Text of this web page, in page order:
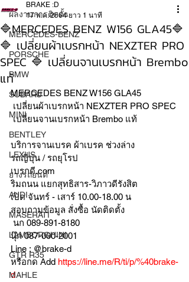
ผลงานการติดตั้ง
MERCEDES-BENZ
PORSCHE
BMW
SUBARU
MINI
BENTLEY
LEXUS
ยางรถยนต์
AUDI
MASERATI
LAMBORGHINI
GTR R35
MAHLE
🔷MERCEDES BENZ W156 GLA45🔷
🔷 เปลี่ยนผ้าเบรกหน้า NEXZTER PRO
SPEC 🔷 เปลี่ยนจานเบรกหน้า Brembo
แท้
BRAKE :D
17 พ.ค. 2564 ยาว 1 นาที
MERCEDES BENZ W156 GLA45
เปลี่ยนผ้าเบรกหน้า NEXZTER PRO SPEC
เปลี่ยนจานเบรกหน้า Brembo แท้
บริการจานเบรค ผ้าเบรค ช่วงล่าง
รถญี่ปุ่น / รถยุโรป
เบรกดี.com
ริมถนน แยกสุทธิสาร-วิภาวดีรังสิต
เปิด จันทร์ - เสาร์ 10.00-18.00 น
สอบถามข้อมูล สั่งซื้อ นัดติดตั้ง
นก 089-891-8180
นุ๊ก 087-000-2001
Line : @brake-d
หรือกด Add https://line.me/R/ti/p/%40brake-
d